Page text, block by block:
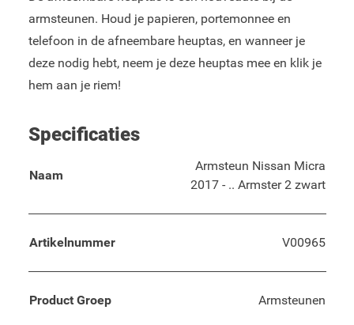
armsteunen. Houd je papieren, portemonnee en
telefoon in de afneembare heuptas, en wanneer je
deze nodig hebt, neem je deze heuptas mee en klik je
hem aan je riem!
Specificaties
Naam
Armsteun Nissan Micra
2017 - .. Armster 2 zwart
Artikelnummer V00965
Product Groep Armsteunen